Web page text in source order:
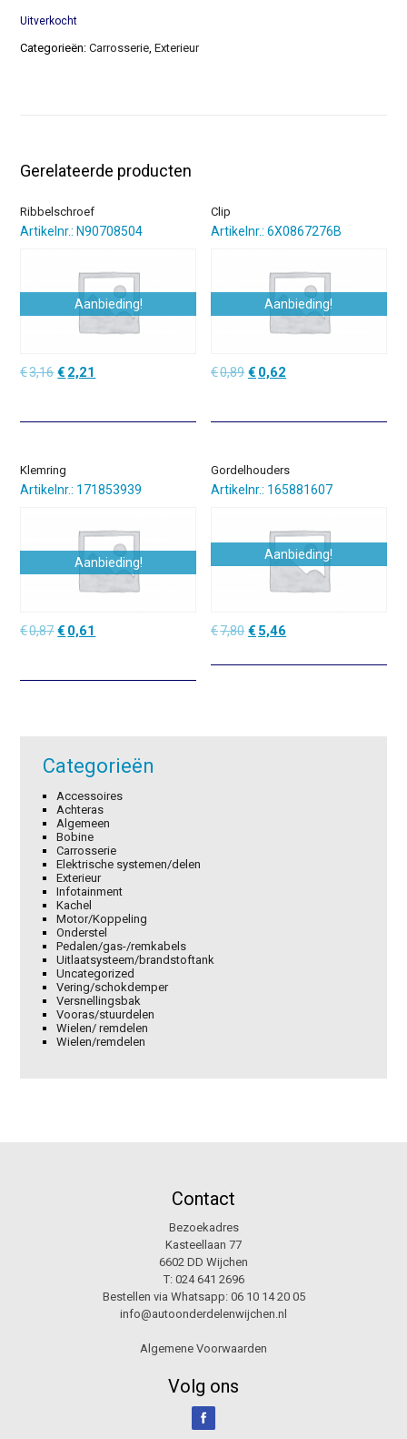
was:
€36,25.
is:
€25,38.
Uitverkocht
Categorieën:Carrosserie,Exterieur
Gerelateerde producten
Ribbelschroef
Artikelnr.: N90708504
Aanbieding!
€3,16Oorspronkelijke
€3,16.
€ 2,21
€2,21.
Clip
Artikelnr.: 6X0867276B
Aanbieding!
€0,89 Oorspronkelijke
€0,89.
€ 0,62
€0,62.
Klemring
Artikelnr.: 171853939
Aanbieding!
€0,87Oorspronkelijke
€0,87.
€ 0,61
€0,61.
Gordelhouders
Artikelnr.: 165881607
Aanbieding!
€7,80 Oorspronkelijke
was:
€ 5,46
is:
Categorieën
Accessoires
Achteras
Algemeen
Bobine
Carrosserie
Elektrische systemen/delen
Exterieur
Infotainment
Kachel
Motor/Koppeling
Onderstel
Pedalen/gas-/remkabels
Uitlaatsysteem/brandstoftank
Uncategorized
Vering/schokdemper
Versnellingsbak
Vooras/stuurdelen
Wielen/ remdelen
Wielen/remdelen
Contact
Bezoekadres
Kasteellaan 77
6602 DD Wijchen
T: 024 641 2696
Bestellen via Whatsapp: 06 10 14 20 05
info@autoonderdelenwijchen.nl
Algemene Voorwaarden
Volg ons